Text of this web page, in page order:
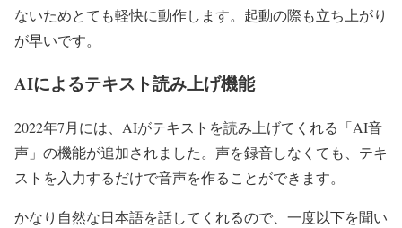
ないためとても軽快に動作します。起動の際も立ち上がり
が早いです。
AIによるテキスト読み上げ機能
2022年7月には、AIがテキストを読み上げてくれる「AI音
声」の機能が追加されました。声を録音しなくても、テキ
ストを入力するだけで音声を作ることができます。
かなり自然な日本語を話してくれるので、一度以下を聞い